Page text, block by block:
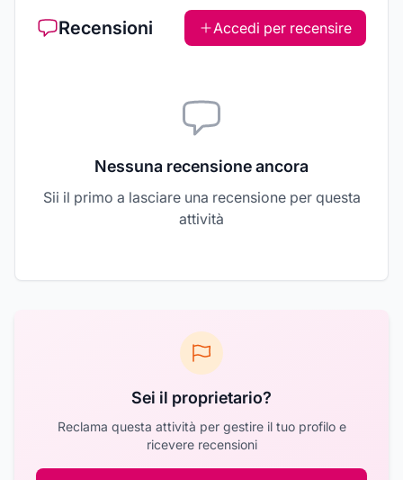
Recensioni Accedi per recensire
Nessuna recensione ancora
Sii il primo a lasciare una recensione per questa
attività
Sei il proprietario?
Reclama questa attività per gestire il tuo profilo e
ricevere recensioni